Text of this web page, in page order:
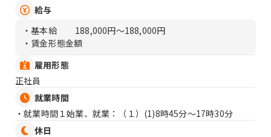
給与
・基本給
188,000円〜188,000円
・賃金形態金額
雇用形態
正社員
就業時間
・就業時間１始業、就業：（１） (1)8時45分〜17時30分
休日